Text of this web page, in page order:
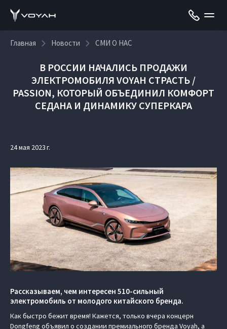
Главная Новости СМИ О НАС
В РОССИИ НАЧАЛИСЬ ПРОДАЖИ
ЭЛЕКТРОМОБИЛЯ VOYAH СТРАСТЬ /
PASSION, КОТОРЫЙ ОБЪЕДИНИЛ КОМФОРТ
СЕДАНА И ДИНАМИКУ СУПЕРКАРА
24 мая 2023 г.
Рассказываем, чем интересен 510-сильный
электромобиль от молодого китайского бренда.
Как быстро бежит время! Кажется, только вчера концерн
Dongfeng объявил о создании премиального бренда Voyah, а